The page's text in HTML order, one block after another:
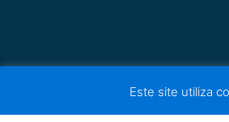
Este site utiliza